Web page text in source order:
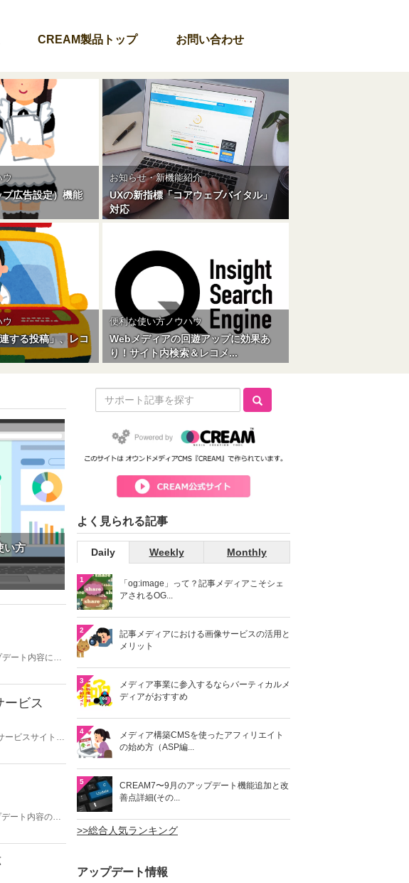
CREAM製品トップ お問い合わせ
ウ
広告設定）機能
お知らせ・新機能紹介
UXの新指標「コアウェブバイタル」
対応
ウ
する投稿」、レコ
便利な使い方ノウハウ
Webメディアの回遊アップに効果あ
り！サイト内検索＆レコメ...
い方
ート内容につ
ービス
ービスサイトを
ート内容の詳
よく見られる記事
Daily Weekly Monthly
1
「og:image」って？記事メディアこそシェ
アされるOG...
2
記事メディアにおける画像サービスの活用と
メリット
3
メディア事業に参入するならバーティカルメ
ディアがおすすめ
4
メディア構築CMSを使ったアフィリエイト
の始め方（ASP編...
5
CREAM7〜9月のアップデート機能追加と改
善点詳細(その...
>>総合人気ランキング
アップデート情報